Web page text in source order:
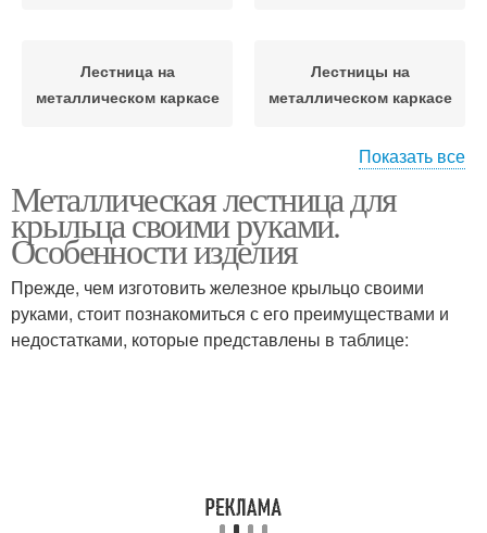
Лестница на
металлическом каркасе
Лестницы на
металлическом каркасе
Лестница из металла Лестница для коттеджа
Показать все
Металлическая лестница для
крыльца своими руками.
Особенности изделия
Прежде, чем изготовить железное крыльцо своими
руками, стоит познакомиться с его преимуществами и
недостатками, которые представлены в таблице: